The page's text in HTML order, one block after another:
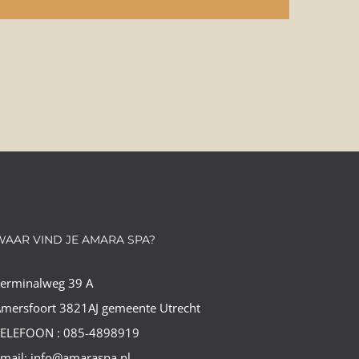
VIND JE AMARA SPA?
39 A
3821AJ gemeente Utrecht
: 085-4898919